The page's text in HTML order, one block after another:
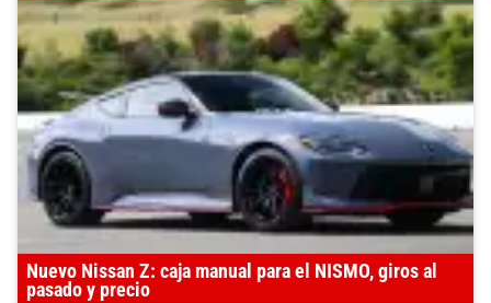
Nuevo Nissan Z: caja manual para el NISMO, giros al
pasado y precio